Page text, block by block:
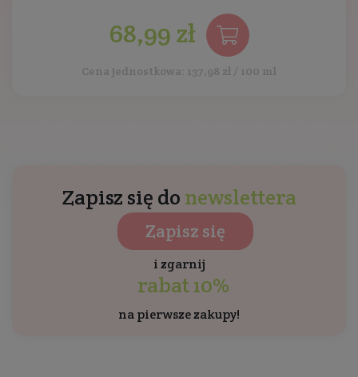
68,99 zł
Cena jednostkowa: 137,98 zł / 100 ml
Zapisz się do newslettera
Zapisz się
i zgarnij
rabat 10%
na pierwsze zakupy!